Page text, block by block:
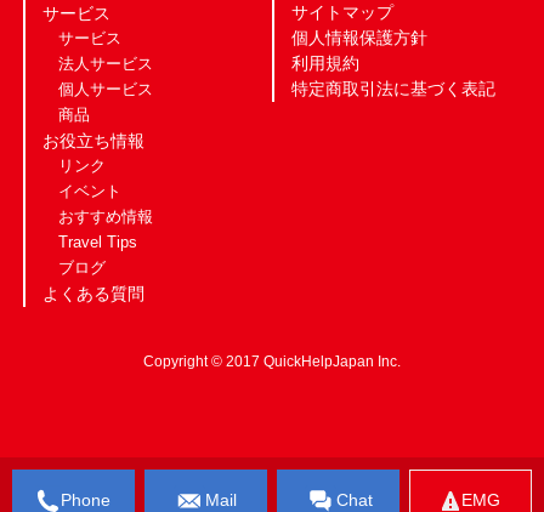
Phone Mail Chat EMG
サービス
サービス
法人サービス
個人サービス
商品
お役立ち情報
リンク
イベント
おすすめ情報
Travel Tips
ブログ
よくある質問
サイトマップ
個人情報保護方針
利用規約
特定商取引法に基づく表記
Copyright © 2017 QuickHelpJapan Inc.